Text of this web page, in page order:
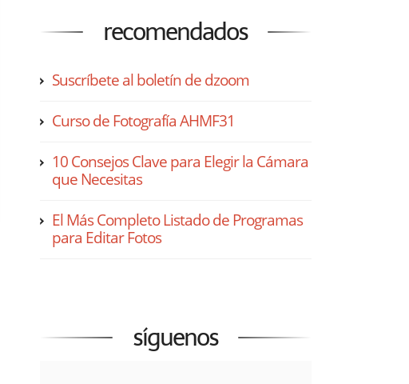
recomendados
Suscríbete al boletín de dzoom
Curso de Fotografía AHMF31
10 Consejos Clave para Elegir la Cámara
que Necesitas
El Más Completo Listado de Programas
para Editar Fotos
síguenos